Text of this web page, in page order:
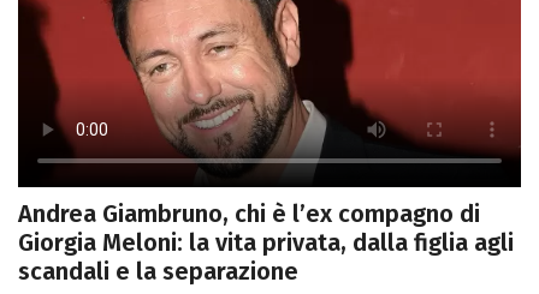
Andrea Giambruno, chi è l’ex compagno di
Giorgia Meloni: la vita privata, dalla figlia agli
scandali e la separazione